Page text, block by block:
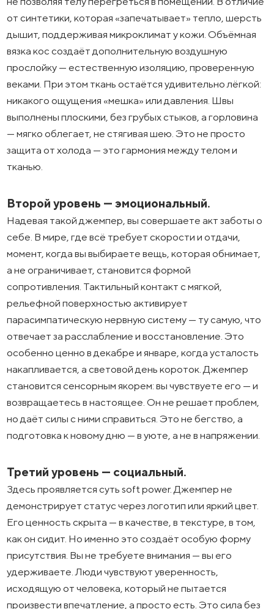
от синтетики, которая «запечатывает» тепло, шерсть
дышит, поддерживая микроклимат у кожи. Объёмная
вязка кос создаёт дополнительную воздушную
прослойку — естественную изоляцию, проверенную
веками. При этом ткань остаётся удивительно лёгкой:
никакого ощущения «мешка» или давления. Швы
выполнены плоскими, без грубых стыков, а горловина
— мягко облегает, не стягивая шею. Это не просто
защита от холода — это гармония между телом и
тканью.
Второй уровень — эмоциональный.
Надевая такой джемпер, вы совершаете акт заботы о
себе. В мире, где всё требует скорости и отдачи,
момент, когда вы выбираете вещь, которая обнимает,
а не ограничивает, становится формой
сопротивления. Тактильный контакт с мягкой,
рельефной поверхностью активирует
парасимпатическую нервную систему — ту самую, что
отвечает за расслабление и восстановление. Это
особенно ценно в декабре и январе, когда усталость
накапливается, а световой день короток. Джемпер
становится сенсорным якорем: вы чувствуете его — и
возвращаетесь в настоящее. Он не решает проблем,
но даёт силы с ними справиться. Это не бегство, а
подготовка к новому дню — в уюте, а не в напряжении.
Третий уровень — социальный.
Здесь проявляется суть soft power. Джемпер не
демонстрирует статус через логотип или яркий цвет.
Его ценность скрыта — в качестве, в текстуре, в том,
как он сидит. Но именно это создаёт особую форму
присутствия. Вы не требуете внимания — вы его
удерживаете. Люди чувствуют уверенность,
исходящую от человека, который не пытается
произвести впечатление, а просто есть. Это сила без